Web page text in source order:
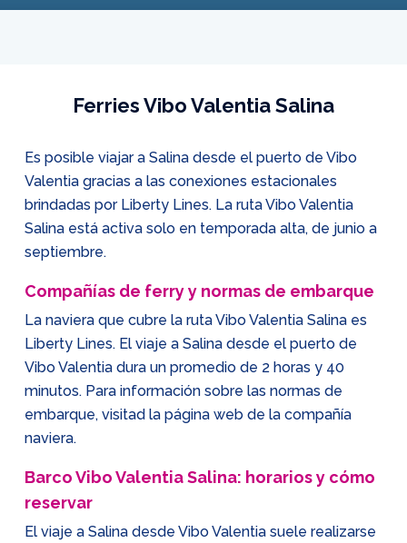
Ferries Vibo Valentia Salina
Es posible viajar a Salina desde el puerto de Vibo
Valentia gracias a las conexiones estacionales
brindadas por Liberty Lines. La ruta Vibo Valentia
Salina está activa solo en temporada alta, de junio a
septiembre.
Compañías de ferry y normas de embarque
La naviera que cubre la ruta Vibo Valentia Salina es
Liberty Lines. El viaje a Salina desde el puerto de
Vibo Valentia dura un promedio de 2 horas y 40
minutos. Para información sobre las normas de
embarque, visitad la página web de la compañía
naviera.
Barco Vibo Valentia Salina: horarios y cómo
reservar
El viaje a Salina desde Vibo Valentia suele realizarse